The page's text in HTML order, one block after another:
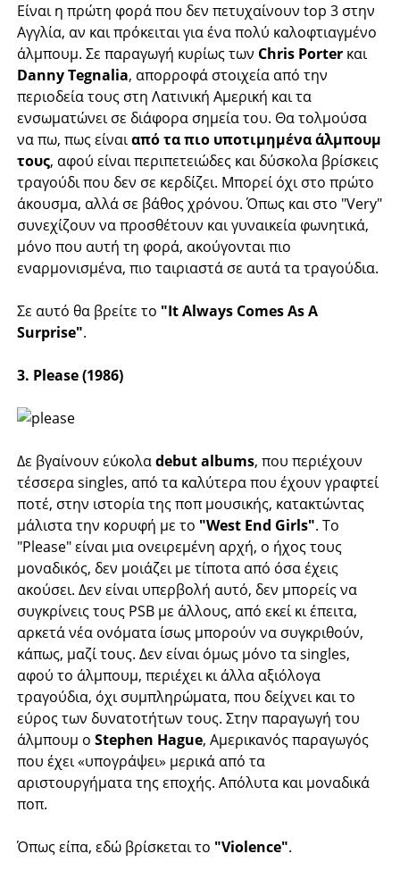
Είναι η πρώτη φορά που δεν πετυχαίνουν top 3 στην
Αγγλία, αν και πρόκειται για ένα πολύ καλοφτιαγμένο
άλμπουμ. Σε παραγωγή κυρίως των Chris Porter και
Danny Tegnalia, απορροφά στοιχεία από την
περιοδεία τους στη Λατινική Αμερική και τα
ενσωματώνει σε διάφορα σημεία του. Θα τολμούσα
να πω, πως είναιαπό τα πιο υποτιμημένα άλμπουμ
τους, αφού είναι περιπετειώδες και δύσκολα βρίσκεις
τραγούδι που δεν σε κερδίζει. Μπορεί όχι στο πρώτο
άκουσμα, αλλά σε βάθος χρόνου. Όπως και στο "Very"
συνεχίζουν να προσθέτουν και γυναικεία φωνητικά,
μόνο που αυτή τη φορά, ακούγονται πιο
εναρμονισμένα, πιο ταιριαστά σε αυτά τα τραγούδια.
Σε αυτό θα βρείτε το "It Always Comes As A
Surprise".
3. Please (1986)
Δε βγαίνουν εύκολαdebut albums, που περιέχουν
τέσσερα singles, από τα καλύτερα που έχουν γραφτεί
ποτέ, στην ιστορία της ποπ μουσικής, κατακτώντας
μάλιστα την κορυφή με το "West End Girls". Το
"Please" είναι μια ονειρεμένη αρχή, ο ήχος τους
μοναδικός, δεν μοιάζει με τίποτα από όσα έχεις
ακούσει. Δεν είναι υπερβολή αυτό, δεν μπορείς να
συγκρίνεις τους PSB με άλλους, από εκεί κι έπειτα,
αρκετά νέα ονόματα ίσως μπορούν να συγκριθούν,
κάπως, μαζί τους. Δεν είναι όμως μόνο τα singles,
αφού το άλμπουμ, περιέχει κι άλλα αξιόλογα
τραγούδια, όχι συμπληρώματα, που δείχνει και το
εύρος των δυνατοτήτων τους. Στην παραγωγή του
άλμπουμ οStephen Hague, Αμερικανός παραγωγός
που έχει «υπογράψει» μερικά από τα
αριστουργήματα της εποχής. Απόλυτα και μοναδικά
ποπ.
Όπως είπα, εδώ βρίσκεται το "Violence".